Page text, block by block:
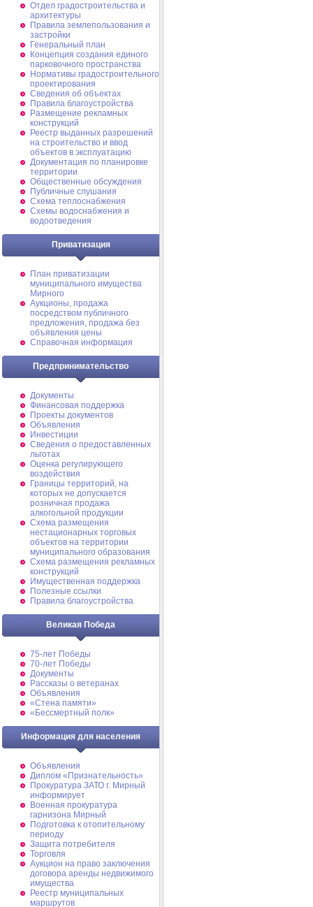
Отдел градостроительства и
архитектуры
Правила землепользования и
застройки
Генеральный план
Концепция создания единого
парковочного пространства
Нормативы градостроительного
проектирования
Сведения об объектах
Правила благоустройства
Размещение рекламных
конструкций
Реестр выданных разрешений
на строительство и ввод
объектов в эксплуатацию
Документация по планировке
территории
Общественные обсуждения
Публичные слушания
Схема теплоснабжения
Схемы водоснабжения и
водоотведения
Приватизация
План приватизации
муниципального имущества
Мирного
Аукционы, продажа
посредством публичного
предложения, продажа без
объявления цены
Справочная информация
Предпринимательство
Документы
Финансовая поддержка
Проекты документов
Объявления
Инвестиции
Сведения о предоставленных
льготах
Оценка регулирующего
воздействия
Границы территорий, на
которых не допускается
розничная продажа
алкогольной продукции
Схема размещения
нестационарных торговых
объектов на территории
муниципального образования
Схема размещения рекламных
конструкций
Имущественная поддержка
Полезные ссылки
Правила благоустройства
Великая Победа
75-лет Победы
70-лет Победы
Документы
Рассказы о ветеранах
Объявления
«Стена памяти»
«Бессмертный полк»
Информация для населения
Объявления
Диплом «Признательность»
Прокуратура ЗАТО г. Мирный
информирует
Военная прокуратура
гарнизона Мирный
Подготовка к отопительному
периоду
Защита потребителя
Торговля
Аукцион на право заключения
договора аренды недвижимого
имущества
Реестр муниципальных
маршрутов